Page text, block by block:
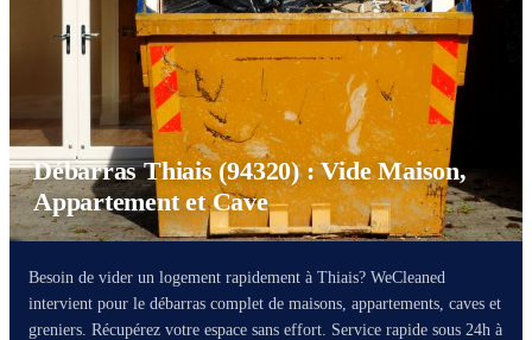
Débarras Thiais (94320) : Vide Maison,
Appartement et Cave
Besoin de vider un logement rapidement à Thiais? WeCleaned
intervient pour le débarras complet de maisons, appartements, caves et
greniers. Récupérez votre espace sans effort. Service rapide sous 24h à